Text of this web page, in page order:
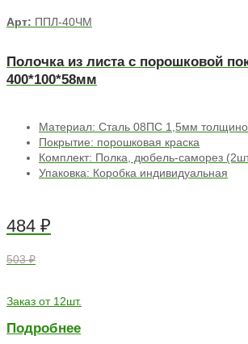
Арт: ППЛ-40ЧМ
Полочка из листа с порошковой
400*100*58мм
Материал: Сталь 08ПС 1,5мм
Покрытие: порошковая краска
Комплект: Полка, дюбель-саморез
Упаковка: Коробка индивидуальная
484 ₽
503 ₽
Заказ от 12шт.
Подробнее